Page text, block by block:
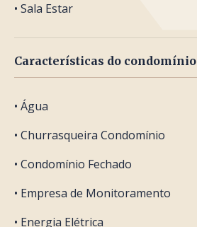
• Sala Estar
Características do condomínio
• Água
• Churrasqueira Condomínio
• Condomínio Fechado
• Empresa de Monitoramento
• Energia Elétrica